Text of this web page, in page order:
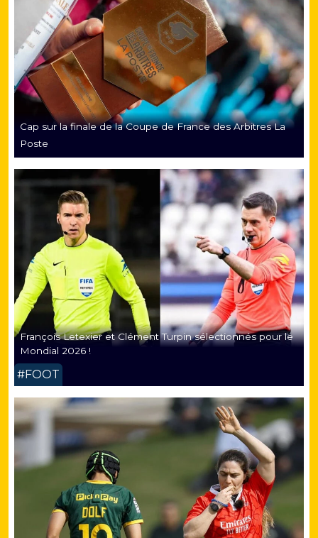
Cap sur la finale de la Coupe de France des Arbitres La
Poste
François Letexier et Clément Turpin sélectionnés pour le
Mondial 2026 !
#FOOT